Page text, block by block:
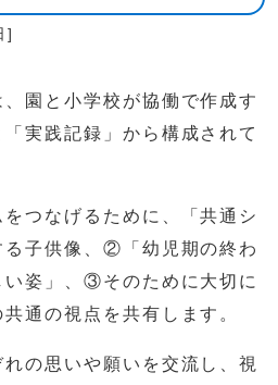
]
園と小学校が協働で作成す
実践記録」から構成されて
つなげるために、「共通シ
子供像、②「幼児期の終わ
い姿」、③そのために大切に
通の視点を共有します。
の思いや願いを交流し、視